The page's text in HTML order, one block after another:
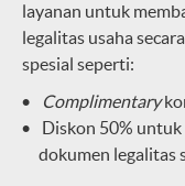
layanan untuk
legalitas usaha
spesial seperti:
Complimentary
Diskon 50%
dokumen legalitas